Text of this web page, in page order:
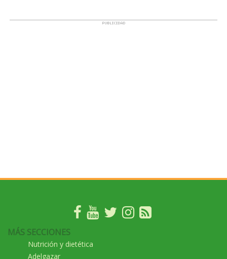
MÁS SECCIONES
Nutrición y dietética
Adelgazar